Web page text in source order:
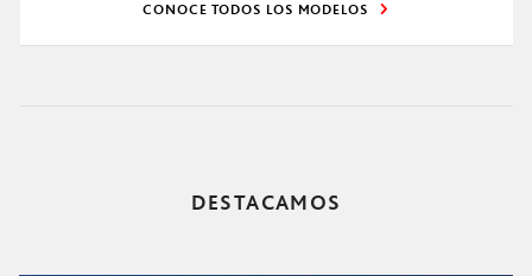
CONOCE TODOS LOS MODELOS
DESTACAMOS